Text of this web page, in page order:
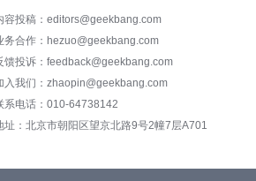
容投稿：editors@geekbang.com
务合作：hezuo@geekbang.com
馈投诉：feedback@geekbang.com
入我们：zhaopin@geekbang.com
系电话：010-64738142
址：北京市朝阳区望京北路9号2幢7层A701